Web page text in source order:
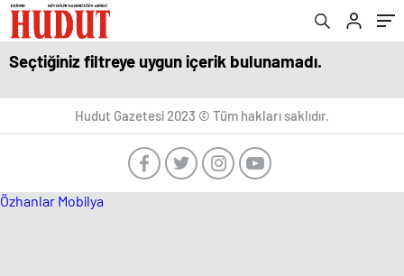
Seçtiğiniz filtreye uygun içerik bulunamadı.
Hudut Gazetesi 2023 © Tüm hakları saklıdır.
Özhanlar Mobilya